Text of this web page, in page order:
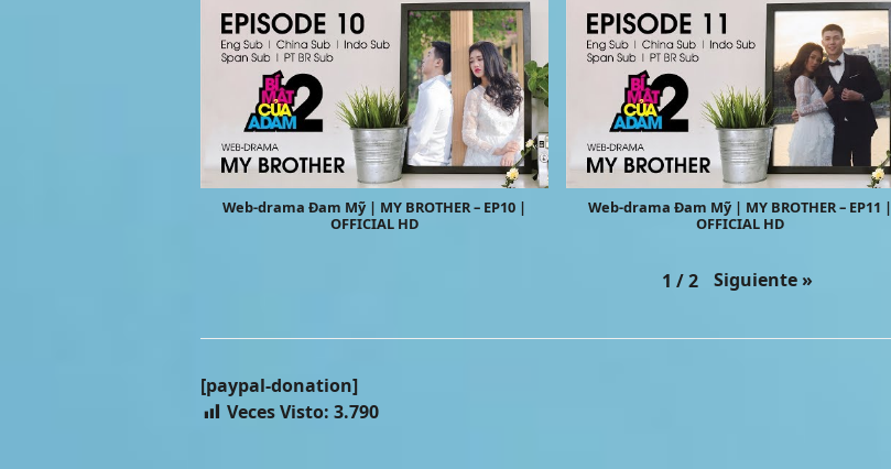
Web-drama Đam Mỹ | MY BROTHER – EP10 |
OFFICIAL HD
Web-drama Đam Mỹ | MY BROTHER – EP11 |
OFFICIAL HD
1 / 2 Siguiente »
[paypal-donation]
Veces Visto: 3.790